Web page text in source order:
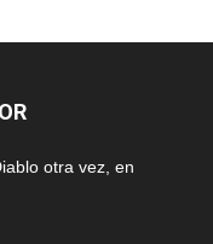
otra vez, en